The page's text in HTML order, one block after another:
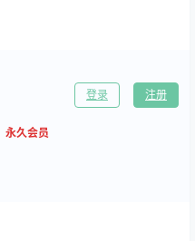
永久会员
登录 注册